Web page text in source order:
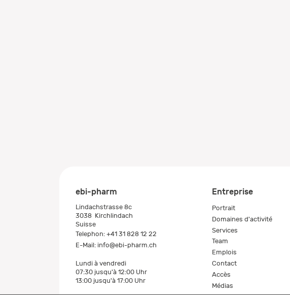
ebi-pharm
Lindachstrasse 8c
3038 Kirchlindach
Suisse
Telephon: +41 31 828 12 22
E-Mail: info@ebi-pharm.ch
Lundi à vendredi
07:30 jusqu'à 12:00 Uhr
13:00 jusqu'à 17:00 Uhr
Entreprise
Portrait
Domaines d'activité
Services
Team
Emplois
Contact
Accès
Médias